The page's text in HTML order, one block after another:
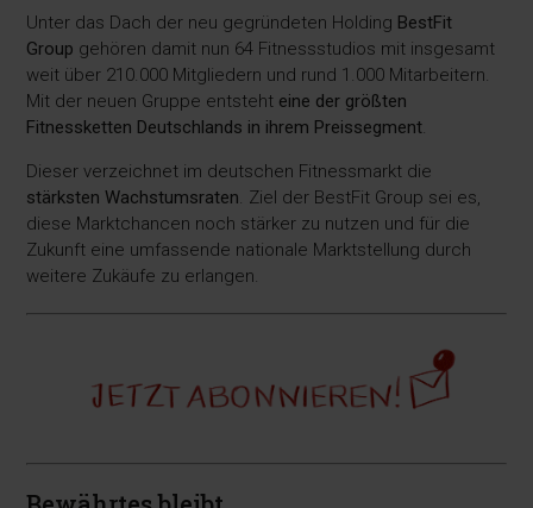
Unter das Dach der neu gegründeten Holding BestFit
Group gehören damit nun 64 Fitnessstudios mit insgesamt
weit über 210.000 Mitgliedern und rund 1.000 Mitarbeitern.
Mit der neuen Gruppe entsteht eine der größten
Fitnessketten Deutschlands in ihrem Preissegment.
Dieser verzeichnet im deutschen Fitnessmarkt die
stärksten Wachstumsraten . Ziel der BestFit Group sei es,
diese Marktchancen noch stärker zu nutzen und für die
Zukunft eine umfassende nationale Marktstellung durch
weitere Zukäufe zu erlangen.